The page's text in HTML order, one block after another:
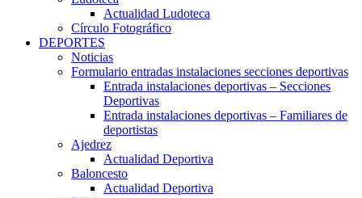
Actualidad Ludoteca
Círculo Fotográfico
DEPORTES
Noticias
Formulario entradas instalaciones secciones deportivas
Entrada instalaciones deportivas – Secciones
Deportivas
Entrada instalaciones deportivas – Familiares de
deportistas
Ajedrez
Actualidad Deportiva
Baloncesto
Actualidad Deportiva